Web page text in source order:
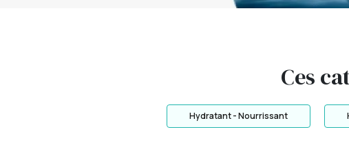
Ces
Hydratant - Nourrissant